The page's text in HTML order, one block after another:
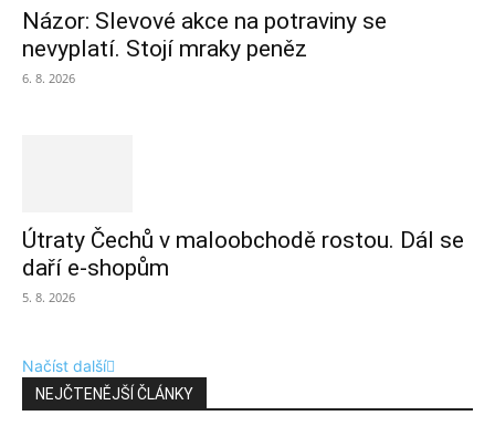
Názor: Slevové akce na potraviny se
nevyplatí. Stojí mraky peněz
6. 8. 2026
Útraty Čechů v maloobchodě rostou. Dál se
daří e-shopům
5. 8. 2026
Načíst další
NEJČTENĚJŠÍ ČLÁNKY